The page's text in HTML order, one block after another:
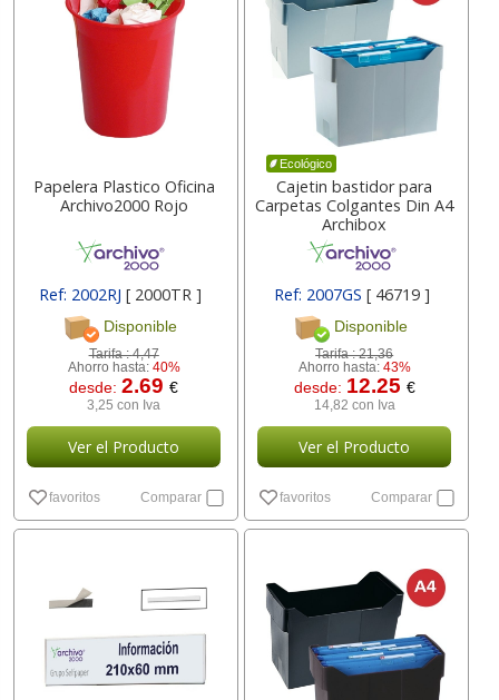
Papelera Plastico Oficina
Archivo2000 Rojo
Ref: 2002RJ[ 2000TR ]
Disponible
Tarifa :4,47
Ahorro hasta: 40%
desde:2.69€
3,25 con Iva
Ver el Producto
favoritos Comparar
Ecológico
Cajetin bastidor para
Carpetas Colgantes Din A4
Archibox
Ref: 2007GS [ 46719 ]
Disponible
Tarifa :21,36
Ahorro hasta: 43%
desde: 12.25 €
14,82 con Iva
Ver el Producto
favoritos Comparar